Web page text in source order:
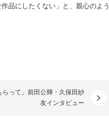
品にしたくない」と、親心のよう
らって」前田公輝・久保田紗
友インタビュー